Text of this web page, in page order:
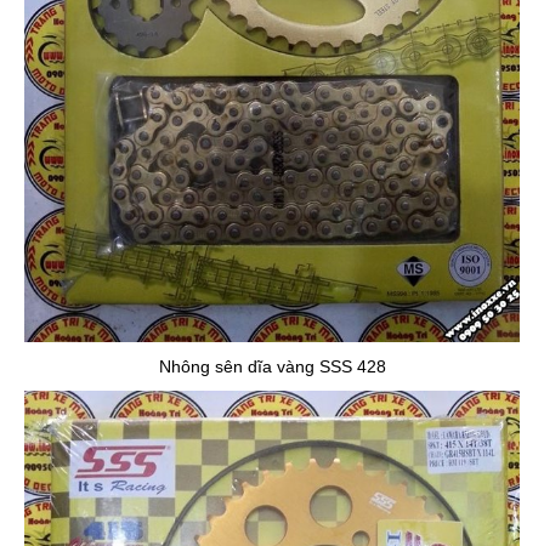
Nhông sên dĩa vàng SSS 428